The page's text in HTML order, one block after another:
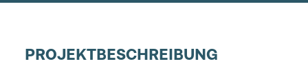
PROJEKTBESCHREIBUNG